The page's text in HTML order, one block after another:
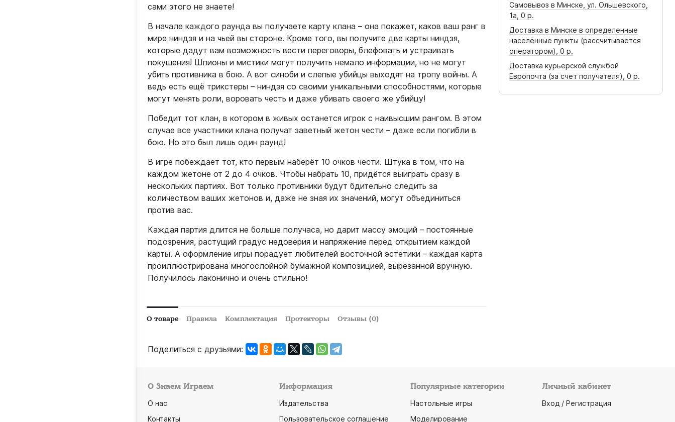
Самовывоз в Минске, ул. Ольшевского,
1а, 0 р.
Доставка в Минске в определенные
населённые пункты (рассчитывается
оператором),
0 р.
Доставка курьерской службой
Европочта (за счет получателя),
0 р.
сами этого не знаете!
В начале каждого раунда вы получаете карту клана – она покажет, каков ваш ранг в
мире ниндзя и на чьей вы стороне. Кроме того, вы получите две карты ниндзя,
которые дадут вам возможность вести переговоры, блефовать и устраивать
покушения! Шпионы и мистики могут получить немало информации, но не могут
убить противника в бою. А вот синоби и слепые убийцы выходят на тропу войны. А
ведь есть ещё трикстеры – ниндзя со своими уникальными способностями, которые
могут менять роли, воровать честь и даже убивать своего же убийцу!
Победит тот клан, в котором в живых останется игрок с наивысшим рангом. В этом
случае все участники клана получат заветный жетон чести – даже если погибли в
бою. Но это был лишь один раунд!
В игре побеждает тот, кто первым наберёт 10 очков чести. Штука в том, что на
каждом жетоне от 2 до 4 очков. Чтобы набрать 10, придётся выиграть сразу в
нескольких партиях. Вот только противники будут бдительно следить за
количеством ваших жетонов и, даже не зная их значений, могут объединиться
против вас.
Каждая партия длится не больше получаса, но дарит массу эмоций – постоянные
подозрения, растущий градус недоверия и напряжение перед открытием каждой
карты. А оформление игры порадует любителей восточной эстетики – каждая карта
проиллюстрирована многослойной бумажной композицией, вырезанной вручную.
Получилось лаконично и очень стильно!
О товаре Правила Комплектация Протекторы Отзывы (0)
Поделиться с друзьями:
О Знаем Играем
О нас
Контакты
Информация
Издательства
Пользовательское соглашение
Популярные категории
Настольные игры
Моделирование
Личный кабинет
Вход / Регистрация